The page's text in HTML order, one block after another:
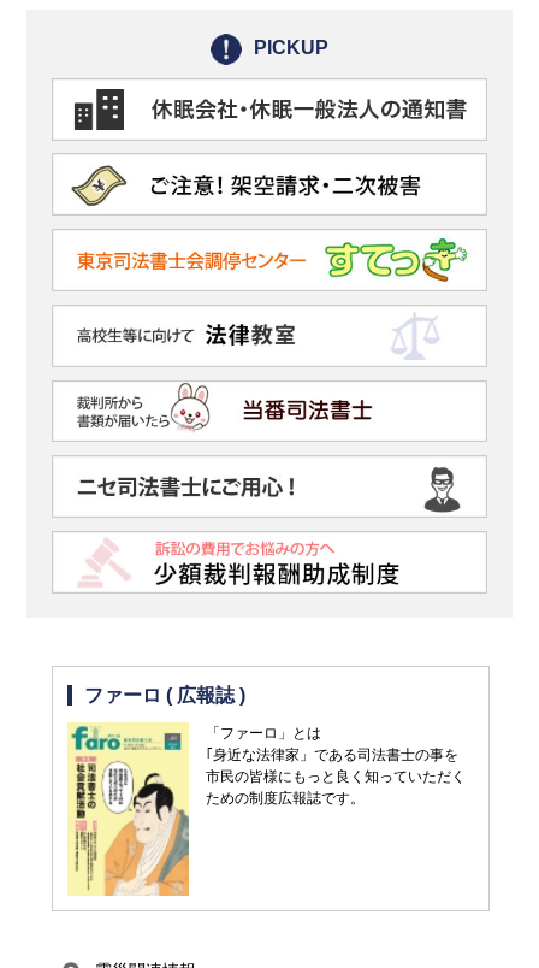
PICKUP
ファーロ ( 広報誌 )
「ファーロ」とは
｢身近な法律家」である司法書士の事を
市民の皆様にもっと良く知っていただく
ための制度広報誌です。